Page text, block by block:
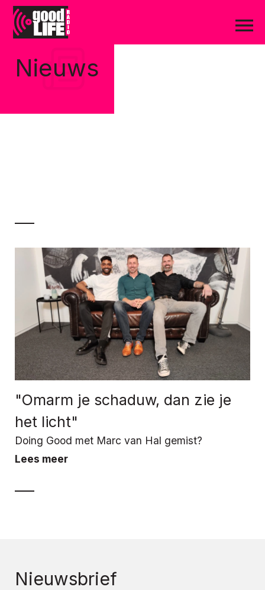
Nieuws
"Omarm je schaduw, dan zie je
het licht"
Doing Good met Marc van Hal gemist?
Lees meer
Nieuwsbrief